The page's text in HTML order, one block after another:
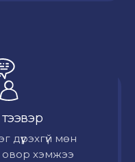
дүүрэхгүй мөн
овор хэмжээ